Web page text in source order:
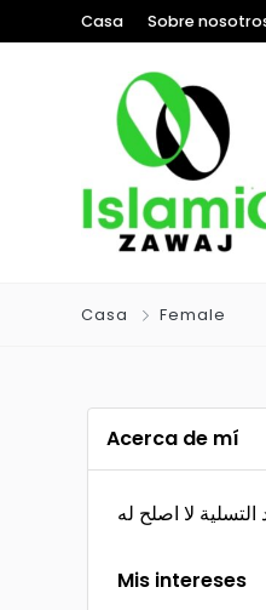
Casa Sobre
Casa Female
Acerca de mí
لا اصلح له
Mis intereses